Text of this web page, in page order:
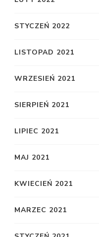
STYCZEŃ 2022
LISTOPAD 2021
WRZESIEŃ 2021
SIERPIEŃ 2021
LIPIEC 2021
MAJ 2021
KWIECIEŃ 2021
MARZEC 2021